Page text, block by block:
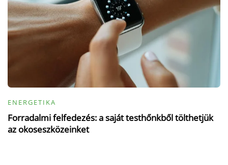
ENERGETIKA
Forradalmi felfedezés: a saját testhőnkből tölthetjük
az okoseszközeinket